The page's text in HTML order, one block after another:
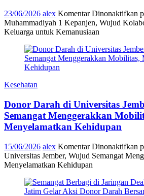
23/06/2026 alex Komentar Dinonaktifkan
Muhammadiyah 1 Kepanjen, Wujud
Keluarga untuk Kemanusiaan
Kesehatan
Donor Darah di Universitas
Semangat Menggerakkan
Menyelamatkan Kehidupan
15/06/2026 alex Komentar Dinonaktifkan
Universitas Jember, Wujud Semangat
Menyelamatkan Kehidupan